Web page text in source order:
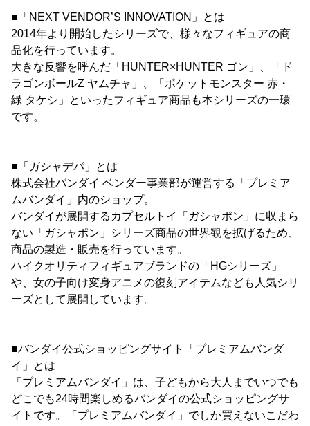
■「NEXT VENDOR’S INNOVATION」とは
2014年より開始したシリーズで、様々なフィギュアの商
品化を行っています。
大きな反響を呼んだ「HUNTER×HUNTER ゴン」、「ド
ラゴンボールZ ヤムチャ」、「ポケットモンスター 赤・
緑 タケシ」といったフィギュア商品も本シリーズの一環
です。
■「ガシャデパ」とは
株式会社バンダイ ベンダー事業部が運営する「プレミア
ムバンダイ」内のショップ。
バンダイが展開するカプセルトイ「ガシャポン」に収まら
ない「ガシャポン」シリーズ商品の世界観を拡げるため、
商品の製造・販売を行っています。
ハイクオリティフィギュアブランドの「HGシリーズ」
や、女の子向け変身アニメの復刻アイテムなども人気シリ
ーズとして展開しています。
■バンダイ公式ショッピングサイト「プレミアムバンダ
イ」とは
「プレミアムバンダイ」は、子どもから大人までいつでも
どこでも24時間楽しめるバンダイの公式ショッピングサ
イトです。「プレミアムバンダイ」でしか買えないこだわ